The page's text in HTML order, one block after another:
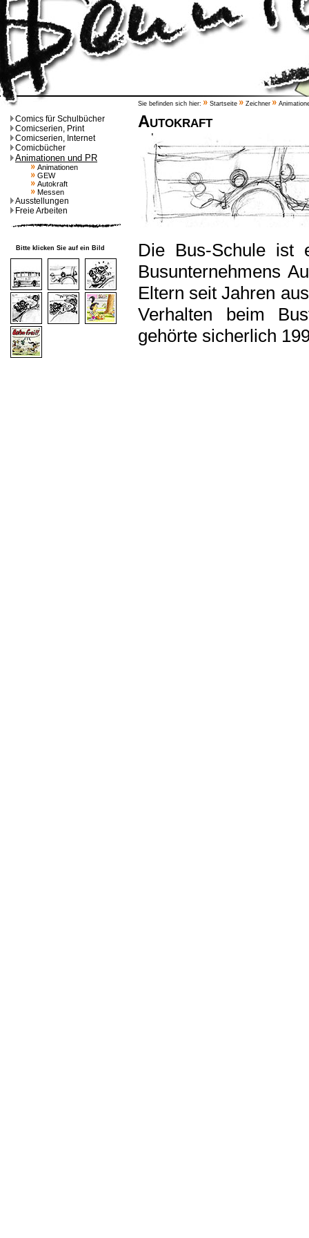
Comics für Schulbücher
Comicserien, Print
Comicserien, Internet
Comicbücher
Animationen und PR
Animationen
GEW
Autokraft
Messen
Ausstellungen
Freie Arbeiten
Bitte klicken Sie auf ein Bild
Sie befinden sich hier: Startseite Zeichner
Autokraft
Die Bus-Schule ist
Busunternehmens
Eltern seit Jahren
Verhalten beim
gehörte sicherlich